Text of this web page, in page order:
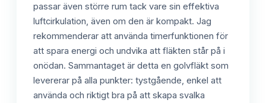
passar även större rum tack vare sin effektiva
luftcirkulation, även om den är kompakt. Jag
rekommenderar att använda timerfunktionen för
att spara energi och undvika att fläkten står på i
onödan. Sammantaget är detta en golvfläkt som
levererar på alla punkter: tystgående, enkel att
använda och riktigt bra på att skapa svalka